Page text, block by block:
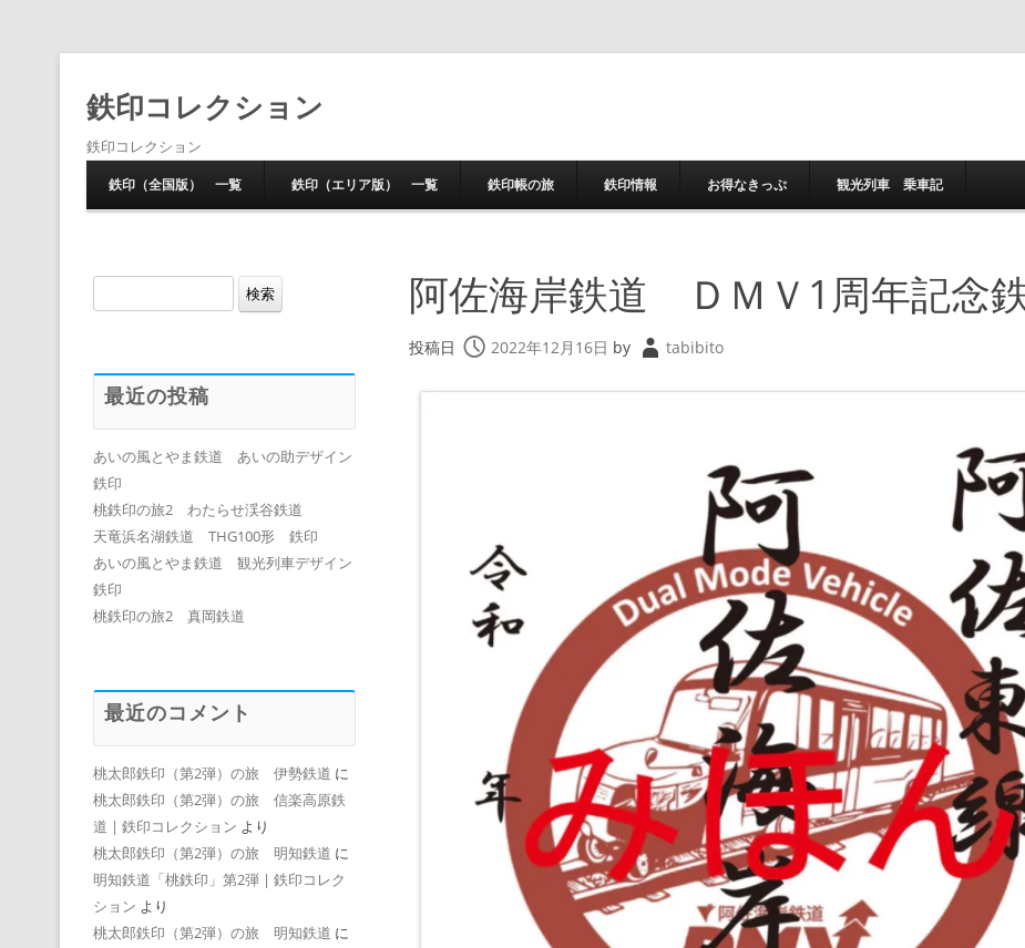
鉄印コレクション
鉄印コレクション
鉄印（全国版） 一覧 鉄印（エリア版） 一覧 鉄印帳の旅 鉄印情報 お得なきっぷ 観光列車 乗車記
阿佐海岸鉄道 ＤＭＶ1周年記念
投稿日 2022年12月16日 by tabibito
索:
最近の投稿
あいの風とやま鉄道 あいの助デザイン
鉄印
桃鉄印の旅2 わたらせ渓谷鉄道
天竜浜名湖鉄道 THG100形 鉄印
あいの風とやま鉄道 観光列車デザイン
鉄印
桃鉄印の旅2 真岡鉄道
最近のコメント
桃太郎鉄印（第2弾）の旅 伊勢鉄道 に
桃太郎鉄印（第2弾）の旅 信楽高原鉄
道 | 鉄印コレクション より
桃太郎鉄印（第2弾）の旅 明知鉄道 に
明知鉄道「桃鉄印」第2弾 | 鉄印コレク
ション より
桃太郎鉄印（第2弾）の旅 明知鉄道 に